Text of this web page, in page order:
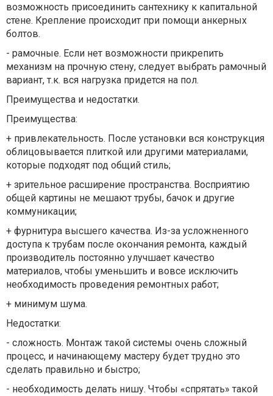
возможность присоединить сантехнику к капитальной
стене. Крепление происходит при помощи анкерных
болтов.
- рамочные. Если нет возможности прикрепить
механизм на прочную стену, следует выбрать рамочный
вариант, т.к. вся нагрузка придется на пол.
Преимущества и недостатки.
Преимущества:
+ привлекательность. После установки вся конструкция
облицовывается плиткой или другими материалами,
которые подходят под общий стиль;
+ зрительное расширение пространства. Восприятию
общей картины не мешают трубы, бачок и другие
коммуникации;
+ фурнитура высшего качества. Из-за усложненного
доступа к трубам после окончания ремонта, каждый
производитель постоянно улучшает качество
материалов, чтобы уменьшить и вовсе исключить
необходимость проведения ремонтных работ;
+ минимум шума.
Недостатки:
- сложность. Монтаж такой системы очень сложный
процесс, и начинающему мастеру будет трудно это
сделать правильно и быстро;
- необходимость делать нишу. Чтобы «спрятать» такой